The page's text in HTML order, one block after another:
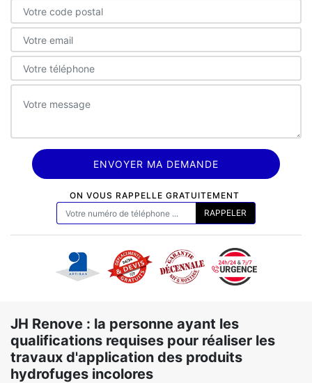
ON VOUS RAPPELLE GRATUITEMENT
JH Renove : la personne ayant les
qualifications requises pour réaliser les
travaux d'application des produits
hydrofuges incolores